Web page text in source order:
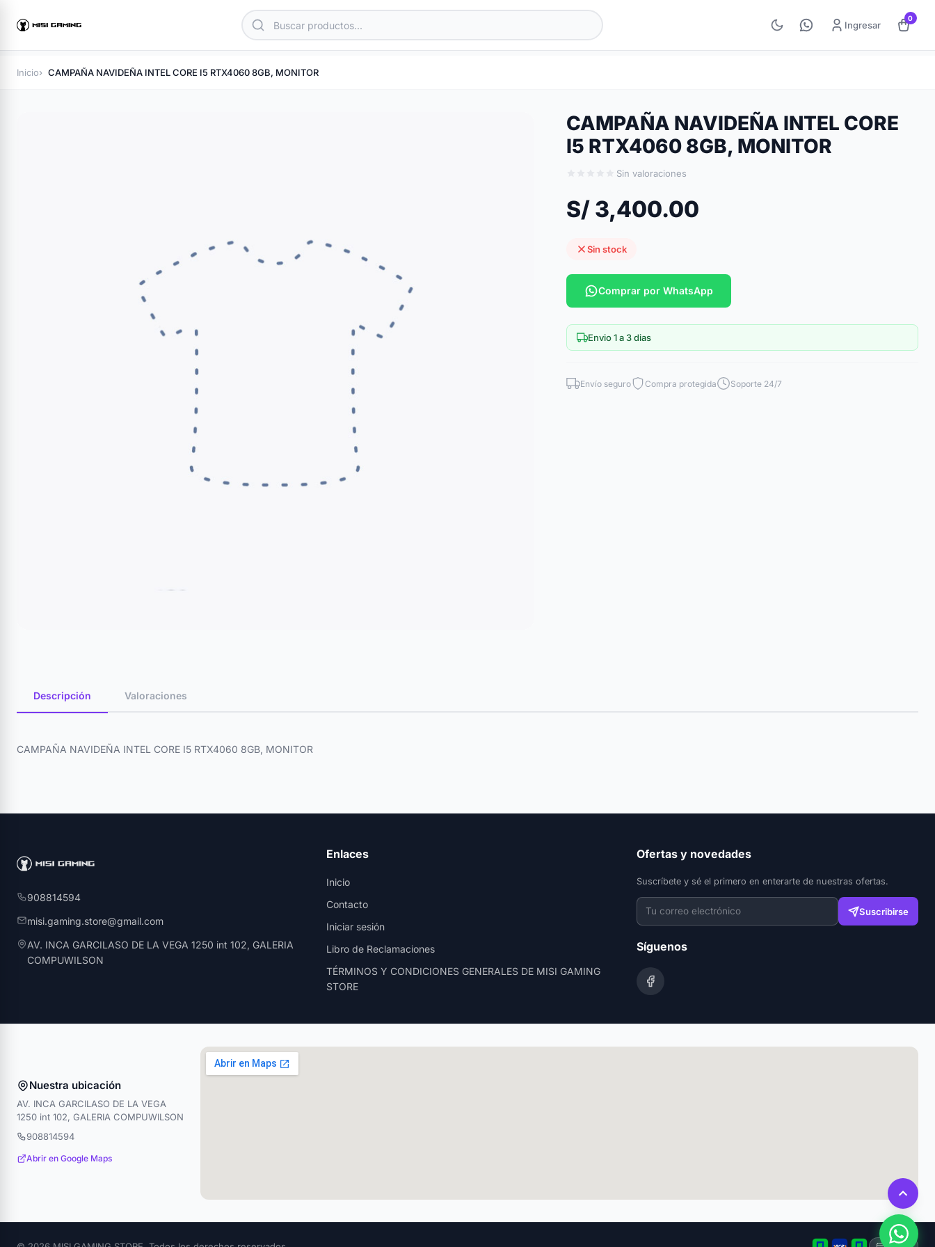
Ingresar
0
Inicio CAMPAÑA NAVIDEÑA INTEL CORE I5 RTX4060 8GB, MONITOR
CAMPAÑA NAVIDEÑA INTEL CORE
I5 RTX4060 8GB, MONITOR
Sin valoraciones
S/ 3,400.00
Sin stock
Comprar por WhatsApp
Envio 1 a 3 dias
Envío seguro Compra protegida Soporte 24/7
Descripción Valoraciones
CAMPAÑA NAVIDEÑA INTEL CORE I5 RTX4060 8GB, MONITOR
908814594
misi.gaming.store@gmail.com
AV. INCA GARCILASO DE LA VEGA 1250 int 102, GALERIA
COMPUWILSON
Enlaces
Inicio
Contacto
Iniciar sesión
Libro de Reclamaciones
TÉRMINOS Y CONDICIONES GENERALES DE MISI GAMING
STORE
Ofertas y novedades
Suscríbete y sé el primero en enterarte de nuestras ofertas.
Suscribirse
Síguenos
Nuestra ubicación
AV. INCA GARCILASO DE LA VEGA
1250 int 102, GALERIA COMPUWILSON
908814594
Abrir en Google Maps